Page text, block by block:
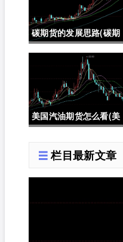
碳期货的发展思路(碳期
货在中国的发展)
美国汽油期货怎么看(美
栏目最新文章